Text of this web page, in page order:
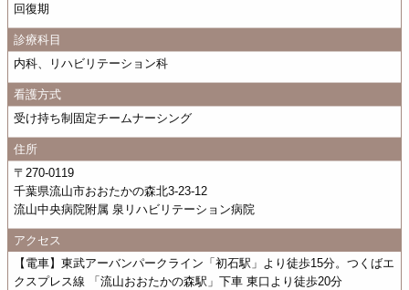
回復期
診療科目
内科、リハビリテーション科
看護方式
受け持ち制固定チームナーシング
住所
〒270-0119
千葉県流山市おおたかの森北3-23-12
流山中央病院附属 泉リハビリテーション病院
アクセス
【電車】東武アーバンパークライン「初石駅」より徒歩15分。つくばエ
クスプレス線 「流山おおたかの森駅」下車 東口より徒歩20分